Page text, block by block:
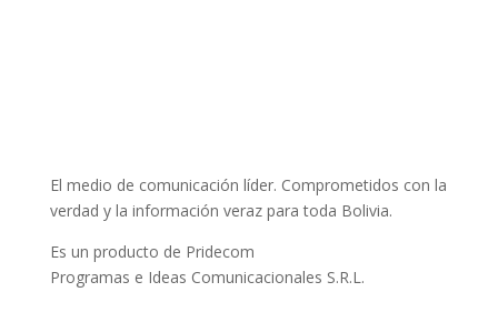
El medio de comunicación líder. Comprometidos con la
verdad y la información veraz para toda Bolivia.
Es un producto de Pridecom
Programas e Ideas Comunicacionales S.R.L.